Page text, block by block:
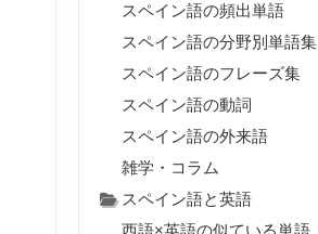
スペイン語の頻出単語
スペイン語の分野別単語集
スペイン語のフレーズ集
スペイン語の動詞
スペイン語の外来語
雑学・コラム
スペイン語と英語
西語×英語の似ている単語